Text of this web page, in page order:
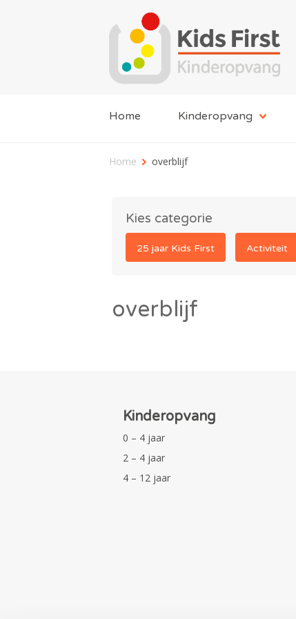
Home Kinderopvang
Home overblijf
Kies categorie
25 jaar Kids First Activiteit
overblijf
Kinderopvang
0 – 4 jaar
2 – 4 jaar
4 – 12 jaar